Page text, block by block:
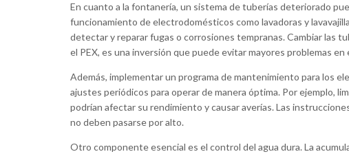
En cuanto a la fontanería, un sistema de tuberías deteriorado
funcionamiento de electrodomésticos como lavadoras y
detectar y reparar fugas o corrosiones tempranas. Cambiar las
el PEX, es una inversión que puede evitar mayores problemas en
Además, implementar un programa de mantenimiento para los
ajustes periódicos para operar de manera óptima. Por ejemplo,
podrían afectar su rendimiento y causar averías. Las
no deben pasarse por alto.
Otro componente esencial es el control del agua dura. La